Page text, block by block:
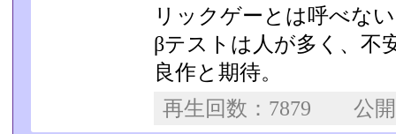
リックゲーとは呼べな
βテストは人が多く、不
良作と期待。
再生回数：7879